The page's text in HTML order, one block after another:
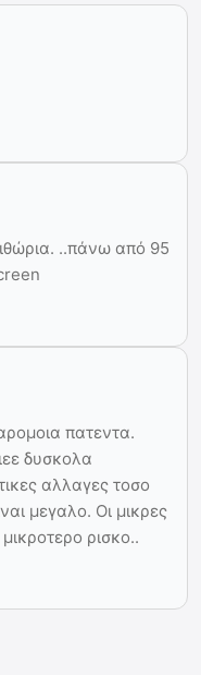
..πάνω από 95
πατεντα.
δυσκολα
αλλαγες τοσο
μεγαλο. Οι μικρες
ρισκο..